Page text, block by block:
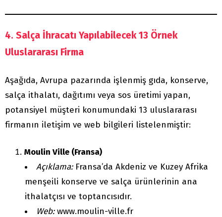
4. Salça İhracatı Yapılabilecek 13 Örnek
Uluslararası Firma
Aşağıda, Avrupa pazarında işlenmiş gıda, konserve,
salça ithalatı, dağıtımı veya sos üretimi yapan,
potansiyel müşteri konumundaki 13 uluslararası
firmanın iletişim ve web bilgileri listelenmiştir:
Moulin Ville (Fransa)
Açıklama:Fransa’da Akdeniz ve Kuzey Afrika
menşeili konserve ve salça ürünlerinin ana
ithalatçısı ve toptancısıdır.
Web:www.moulin-ville.fr